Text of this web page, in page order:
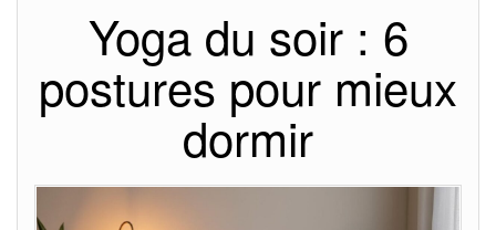
Yoga du soir : 6
postures pour mieux
dormir